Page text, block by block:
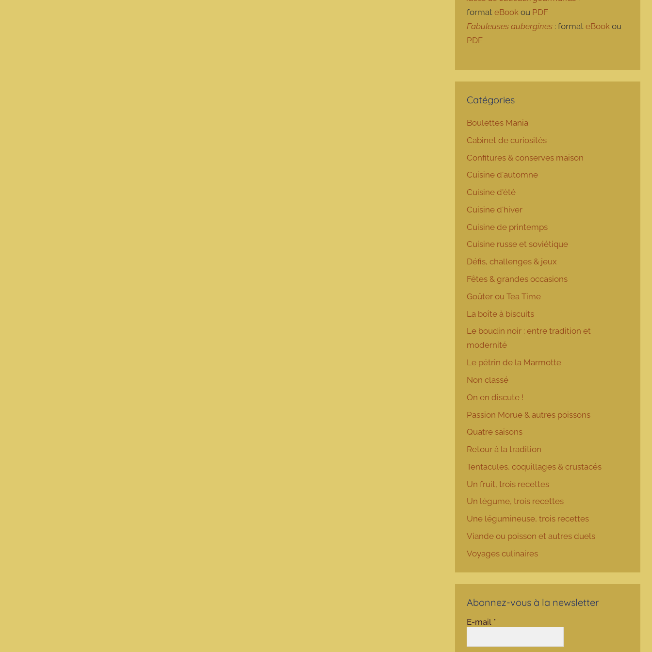
formateBook ou PDF
Fabuleuses aubergines : formateBook ou
PDF
Catégories
Boulettes Mania
Cabinet de curiosités
Confitures & conserves maison
Cuisine d'automne
Cuisine d'été
Cuisine d'hiver
Cuisine de printemps
Cuisine russe et soviétique
Défis, challenges & jeux
Fêtes & grandes occasions
Goûter ou Tea Time
La boîte à biscuits
Le boudin noir : entre tradition et
modernité
Le pétrin de la Marmotte
Non classé
On en discute !
Passion Morue & autres poissons
Quatre saisons
Retour à la tradition
Tentacules, coquillages & crustacés
Un fruit, trois recettes
Un légume, trois recettes
Une légumineuse, trois recettes
Viande ou poisson et autres duels
Voyages culinaires
Abonnez-vous à la newsletter
E-mail *